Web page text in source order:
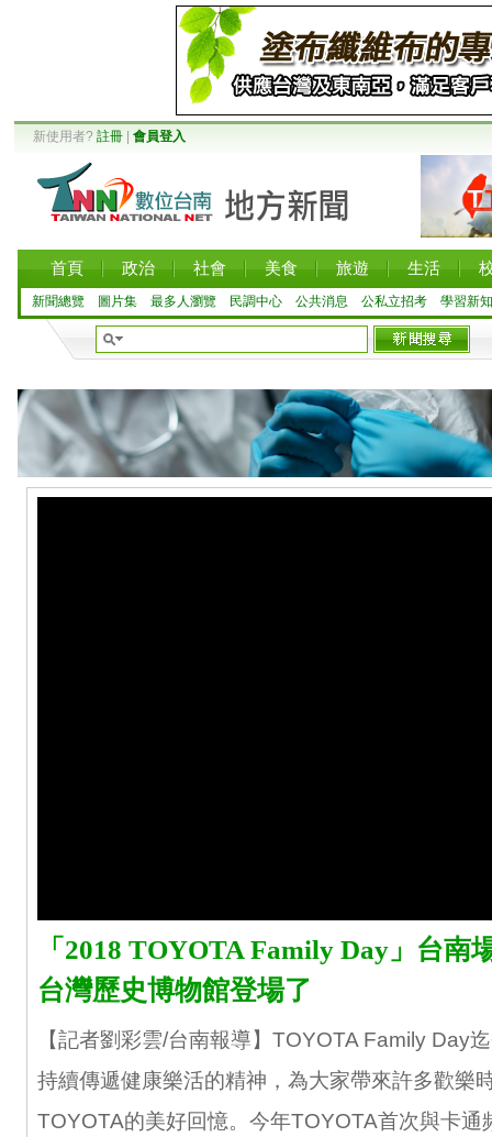
新使用者? 註冊 會員登入
首頁 政治 社會 美食 旅遊 生活
新聞總覽 圖片集 最多人瀏覽 民調中心 公共消息 公私立招考 學習新知
「2018 TOYOTA Family Day」台南
台灣歷史博物館登場了
【記者劉彩雲/台南報導】TOYOTA Family Day
持續傳遞健康樂活的精神，為大家帶來許多歡樂
TOYOTA的美好回憶。今年TOYOTA首次與卡通